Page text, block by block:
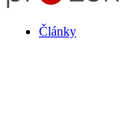
Články